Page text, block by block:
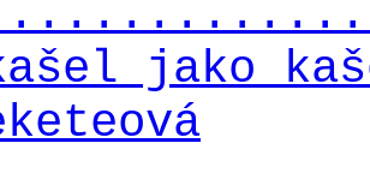
jako